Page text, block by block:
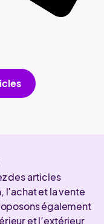
des articles
et la vente
également
et l’extérieur